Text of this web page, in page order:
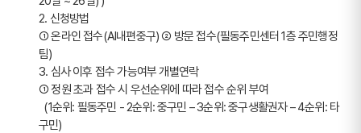
2. 신청방법
➀ 온라인 접수(AI내편중구) ➁ 방문 접수(필동주민센터 1층 주민행정
팀)
3. 심사 이후 접수 가능여부 개별연락
➀ 정원 초과 접수 시 우선순위에 따라 접수 순위 부여
구민)